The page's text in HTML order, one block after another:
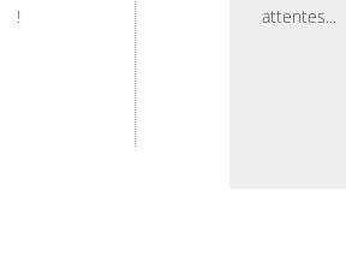
!
attentes...